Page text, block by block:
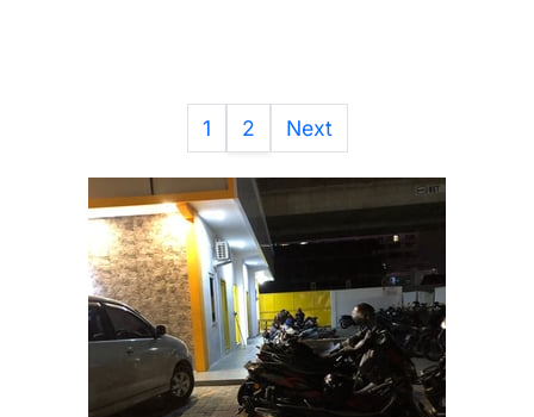
1 2 Next